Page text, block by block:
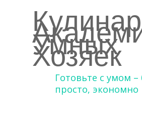
Умных
Хозяек
Готовьте с умом
просто, экономно